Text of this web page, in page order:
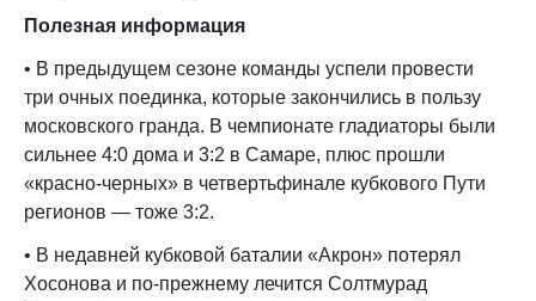
Полезная информация
• В предыдущем сезоне команды успели провести
три очных поединка, которые закончились в пользу
московского гранда. В чемпионате гладиаторы были
сильнее 4:0 дома и 3:2 в Самаре, плюс прошли
«красно-черных» в четвертьфинале кубкового Пути
регионов — тоже 3:2.
• В недавней кубковой баталии «Акрон» потерял
Хосонова и по-прежнему лечится Солтмурад